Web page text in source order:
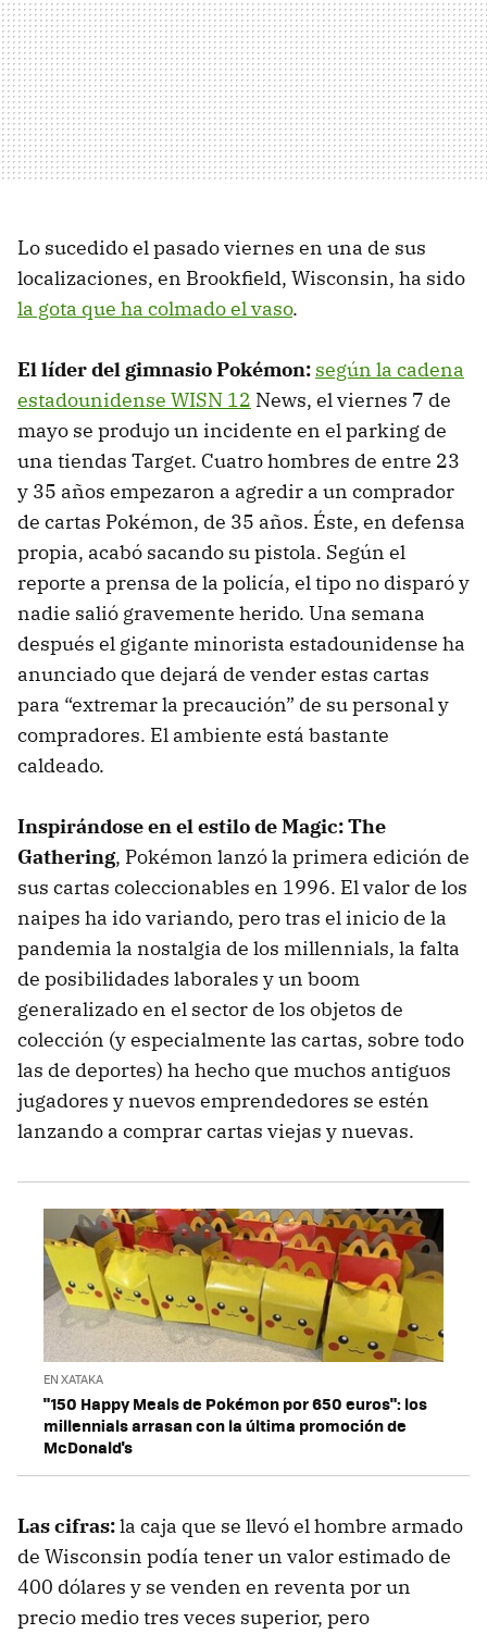
Lo sucedido el pasado viernes en una de sus
localizaciones, en Brookfield, Wisconsin, ha sido
la gota que ha colmado el vaso.
El líder del gimnasio Pokémon: según la cadena
estadounidense WISN 12 News, el viernes 7 de
mayo se produjo un incidente en el parking de
una tiendas Target. Cuatro hombres de entre 23
y 35 años empezaron a agredir a un comprador
de cartas Pokémon, de 35 años. Éste, en defensa
propia, acabó sacando su pistola. Según el
reporte a prensa de la policía, el tipo no disparó y
nadie salió gravemente herido. Una semana
después el gigante minorista estadounidense ha
anunciado que dejará de vender estas cartas
para “extremar la precaución” de su personal y
compradores. El ambiente está bastante
caldeado.
Inspirándose en el estilo de Magic: The
Gathering, Pokémon lanzó la primera edición de
sus cartas coleccionables en 1996. El valor de los
naipes ha ido variando, pero tras el inicio de la
pandemia la nostalgia de los millennials, la falta
de posibilidades laborales y un boom
generalizado en el sector de los objetos de
colección (y especialmente las cartas, sobre todo
las de deportes) ha hecho que muchos antiguos
jugadores y nuevos emprendedores se estén
lanzando a comprar cartas viejas y nuevas.
EN XATAKA
"150 Happy Meals de Pokémon por 650 euros": los
millennials arrasan con la última promoción de
McDonald's
Las cifras:la caja que se llevó el hombre armado
de Wisconsin podía tener un valor estimado de
400 dólares y se venden en reventa por un
precio medio tres veces superior, pero